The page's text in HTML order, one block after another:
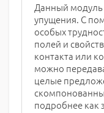
Данный модуль
упущения. С
особых
полей и
контакта или
можно
целые
подробнее как